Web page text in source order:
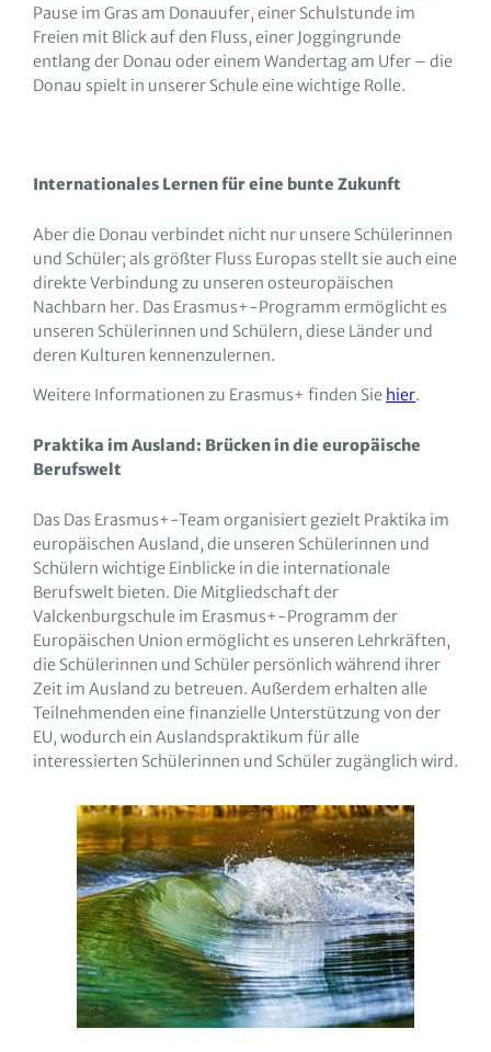
Pause im Gras am Donauufer, einer Schulstunde im
Freien mit Blick auf den Fluss, einer Joggingrunde
entlang der Donau oder einem Wandertag am Ufer – die
Donau spielt in unserer Schule eine wichtige Rolle.
Internationales Lernen für eine bunte Zukunft
Aber die Donau verbindet nicht nur unsere Schülerinnen
und Schüler; als größter Fluss Europas stellt sie auch eine
direkte Verbindung zu unseren osteuropäischen
Nachbarn her. Das Erasmus+-Programm ermöglicht es
unseren Schülerinnen und Schülern, diese Länder und
deren Kulturen kennenzulernen.
Weitere Informationen zu Erasmus+ finden Sie hier.
Praktika im Ausland: Brücken in die europäische
Berufswelt
Das Das Erasmus+-Team organisiert gezielt Praktika im
europäischen Ausland, die unseren Schülerinnen und
Schülern wichtige Einblicke in die internationale
Berufswelt bieten. Die Mitgliedschaft der
Valckenburgschule im Erasmus+-Programm der
Europäischen Union ermöglicht es unseren Lehrkräften,
die Schülerinnen und Schüler persönlich während ihrer
Zeit im Ausland zu betreuen. Außerdem erhalten alle
Teilnehmenden eine finanzielle Unterstützung von der
EU, wodurch ein Auslandspraktikum für alle
interessierten Schülerinnen und Schüler zugänglich wird.